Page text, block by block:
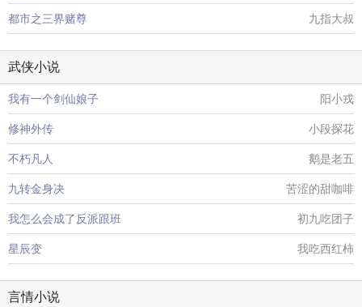
都市之三界赌尊 九指大叔
武侠小说
我有一个剑仙娘子 阳小戎
修神外传 小段探花
不朽凡人 鹅是老五
九转金身决 苦涩的甜咖啡
我怎么会成了反派跟班 初九吃团子
星辰变 我吃西红柿
言情小说